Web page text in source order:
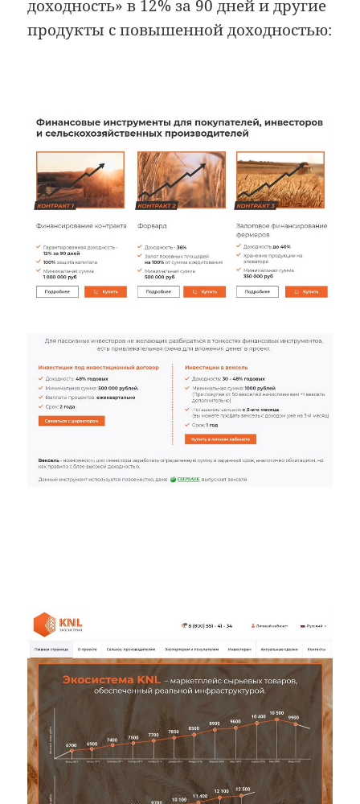
доходность» в 12% за 90 дней и другие
продукты с повышенной доходностью: